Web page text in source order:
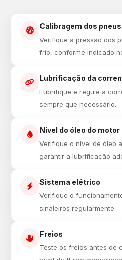
Calibragem dos pneus
Verifique a pressão dos
frio, conforme indicado
Lubrificação da
Lubrifique e regule a
sempre que necessário.
Nível do óleo do motor
Verifique o nível de óleo
garantir a lubrificação
Sistema elétrico
Verifique o
sinaleiros regularmente.
Freios
Teste os freios antes de